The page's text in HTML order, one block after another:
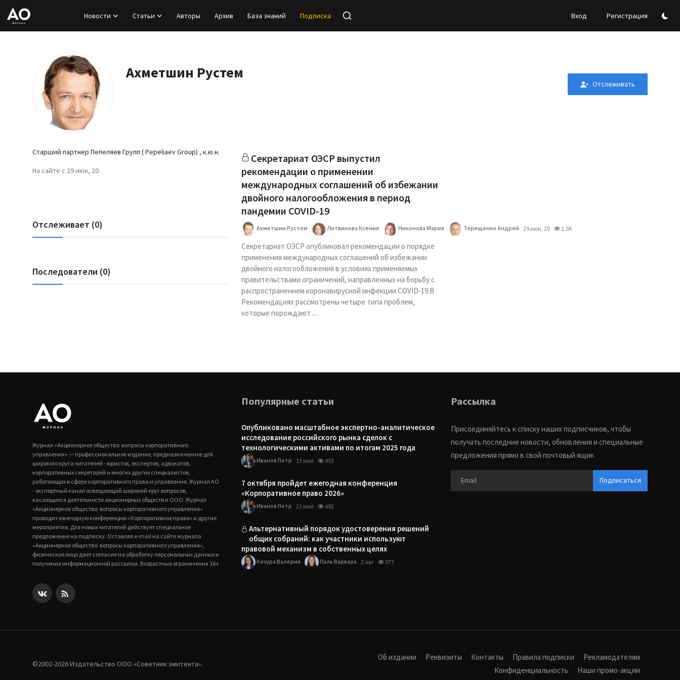
Новости Статьи Авторы Архив База знаний Подписка Вход Регистрация
Регистрация
Подписка
Ахметшин Рустем
Отслеживать
Старший партнер Пепеляев Групп ( Pepeliaev Group) , к.ю.н.
На сайте с 29 июн, 20
Отслеживает (0)
Последователи (0)
Cекретариат ОЭСР выпустил
рекомендации о применении
международных соглашений об избежании
двойного налогообложения в период
пандемии COVID-19
Ахметшин Рустем Литвинова Ксения Никонова Мария Терещенко Андрей 29 июн, 20 1.5K
Секретариат ОЭСР опубликовал рекомендации о порядке
применения международных соглашений об избежании
двойного налогообложения в условиях применяемых
правительствами ограничений, направленных на борьбу с
распространением коронавирусной инфекции COVID-19.В
Рекомендациях рассмотрены четыре типа проблем,
которые порождают ...
Журнал «Акционерное общество: вопросы корпоративного
управления» — профессиональное издание, предназначенное для
широкого круга читателей - юристов, экспертов, адвокатов,
корпоративных секретарей и многих других специалистов,
работающих в сфере корпоративного права и управления. Журнал АО
- экспертный канал освещающий широкий круг вопросов,
касающихся деятельности акционерных обществ и ООО. Журнал
«Акционерное общество: вопросы корпоративного управления»
проводит ежегодную конференцию «Корпоративное право» и другие
мероприятия. Для новых читателей действует специальное
предложение на подписку. Оставляя e-mail на сайте журнала
«Акционерное общество: вопросы корпоративного управления»,
физическое лицо дает согласие на обработку персональных данных и
получение информационной рассылки. Возрастные ограничения 16+
Популярные статьи
Опубликовано масштабное экспертно-аналитическое
исследование российского рынка сделок с
технологическими активами по итогам 2025 года
Иванов Петр 13 июл 953
7 октября пройдет ежегодная конференция
«Корпоративное право 2026»
Иванов Петр 21 июл 482
Альтернативный порядок удостоверения решений
общих собраний: как участники используют
правовой механизм в собственных целях
Качура Валерия Паль Варвара 2 авг 377
Рассылка
Присоединяйтесь к списку наших подписчиков, чтобы
получать последние новости, обновления и специальные
предложения прямо в свой почтовый ящик
Подписаться
©2002-2026 Издательство ООО «‎Советник эмитента».
Об издании Реквизиты Контакты Правила подписки
Рекламодателям
Конфиденциальность
Наши промо-акции